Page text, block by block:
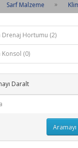
Sarf Malzeme
Drenaj Hortumu (2)
Konsol (0)
Daralt